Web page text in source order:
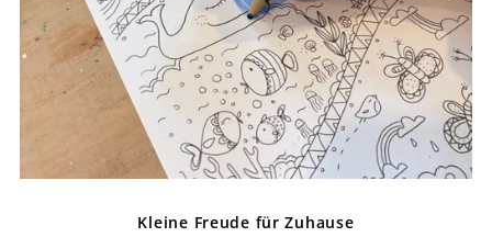
Kleine Freude für Zuhause